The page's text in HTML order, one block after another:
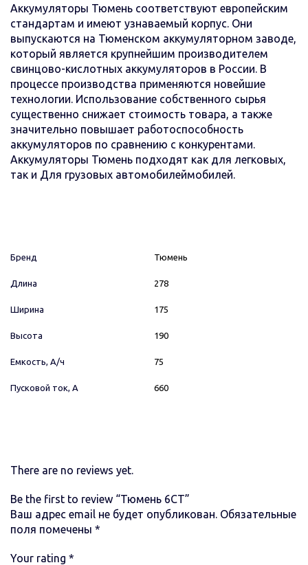
Аккумуляторы Тюмень соответствуют европейским
стандартам и имеют узнаваемый корпус. Они
выпускаются на Тюменском аккумуляторном заводе,
который является крупнейшим производителем
свинцово-кислотных аккумуляторов в России. В
процессе производства применяются новейшие
технологии. Использование собственного сырья
существенно снижает стоимость товара, а также
значительно повышает работоспособность
аккумуляторов по сравнению с конкурентами.
Аккумуляторы Тюмень подходят как для легковых,
так и Для грузовых автомобилеймобилей.
Бренд Тюмень
Длина 278
Ширина 175
Высота 190
Емкость, А/ч 75
Пусковой ток, А 660
There are no reviews yet.
Be the first to review “Тюмень 6СТ”
Ваш адрес email не будет опубликован. Обязательные
поля помечены *
Your rating *